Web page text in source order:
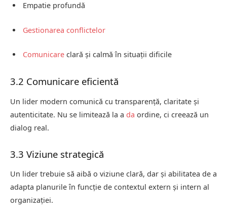
Empatie profundă
Gestionarea conflictelor
Comunicare clară și calmă în situații dificile
3.2 Comunicare eficientă
Un lider modern comunică cu transparență, claritate și
autenticitate. Nu se limitează la a da ordine, ci creează un
dialog real.
3.3 Viziune strategică
Un lider trebuie să aibă o viziune clară, dar și abilitatea de a
adapta planurile în funcție de contextul extern și intern al
organizației.